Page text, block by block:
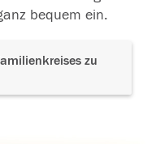
bequem ein.
zu